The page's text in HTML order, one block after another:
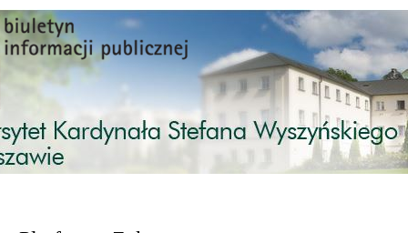
Przejdź do treści